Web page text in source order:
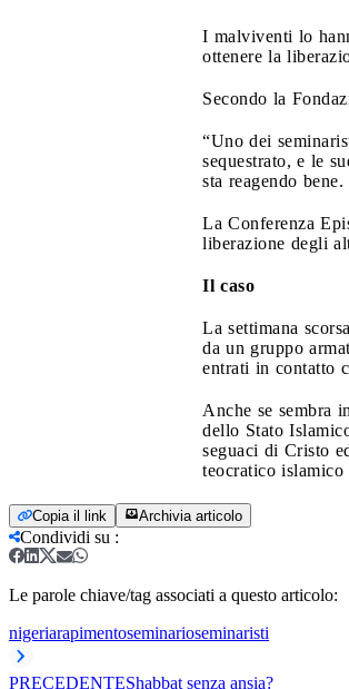
I malviventi lo
ottenere la
Secondo la
“Uno dei
sequestrato, e le
sta reagendo
La Conferenza
liberazione degli
Il caso
La settimana
da un gruppo
entrati in contatto
Anche se sembra
dello Stato
seguaci di Cristo
teocratico islamico
Copia il link Archivia articolo
Condividi su :
Le parole chiave/tag associati a questo articolo:
nigeriarapimentoseminarioseminaristi
PRECEDENTEShabbat senza ansia?